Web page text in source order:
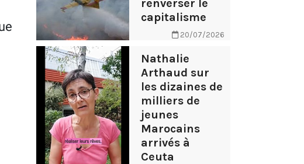
renverser le
capitalisme
20/07/2026
Nathalie
Arthaud sur
les dizaines de
milliers de
jeunes
Marocains
arrivés à
Ceuta